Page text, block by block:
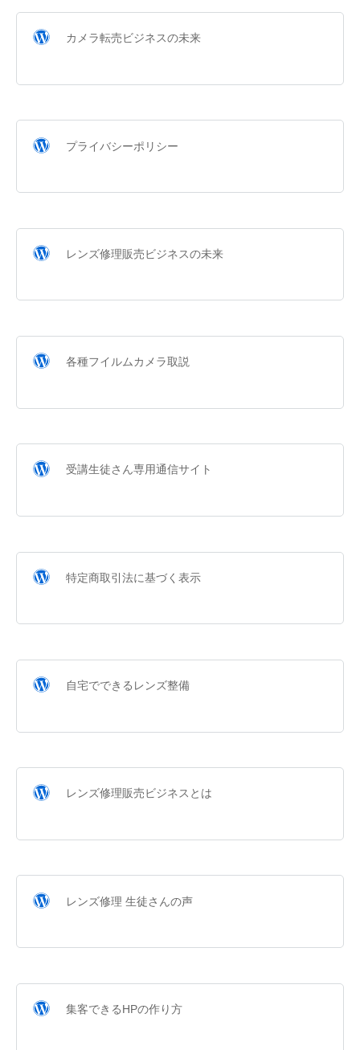
カメラ転売ビジネスの未来
プライバシーポリシー
レンズ修理販売ビジネスの未来
各種フイルムカメラ取説
受講生徒さん専用通信サイト
特定商取引法に基づく表示
自宅でできるレンズ整備
レンズ修理販売ビジネスとは
レンズ修理 生徒さんの声
集客できるHPの作り方